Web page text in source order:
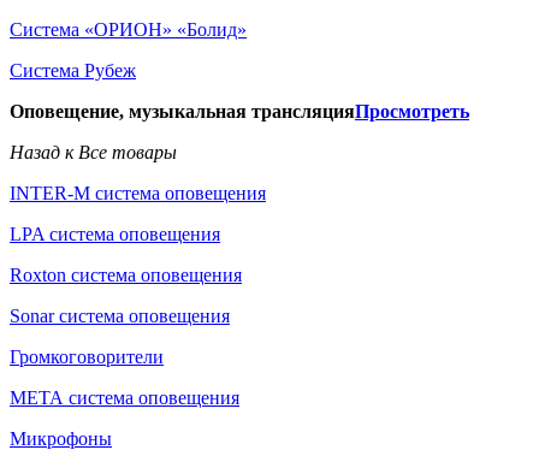
Система «ОРИОН» «Болид»
Система Рубеж
Оповещение, музыкальная трансляцияПросмотреть
Назад к Все товары
INTER-M система оповещения
LPA система оповещения
Roxton система оповещения
Sonar система оповещения
Громкоговорители
МЕТА система оповещения
Микрофоны